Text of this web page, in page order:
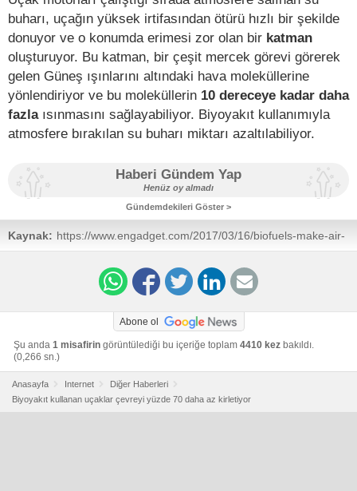
buharı, uçağın yüksek irtifasından ötürü hızlı bir şekilde
donuyor ve o konumda erimesi zor olan bir katman
oluşturuyor. Bu katman, bir çeşit mercek görevi görerek
gelen Güneş ışınlarını altındaki hava moleküllerine
yönlendiriyor ve bu moleküllerin 10 dereceye kadar daha
fazlaısınmasını sağlayabiliyor. Biyoyakıt kullanımıyla
atmosfere bırakılan su buharı miktarı azaltılabiliyor.
Haberi Gündem Yap
Henüz oy almadı
Gündemdekileri Göster >
Kaynak: https://www.engadget.com/2017/03/16/biofuels-make-air-
travel-up-to-70-percent-greener/
Abone ol
Şu anda 1 misafirin görüntülediği bu içeriğe toplam 4410 kez bakıldı.
(0,266 sn.)
Anasayfa Internet
Diğer Haberleri
Biyoyakıt kullanan uçaklar çevreyi yüzde 70 daha az kirletiyor